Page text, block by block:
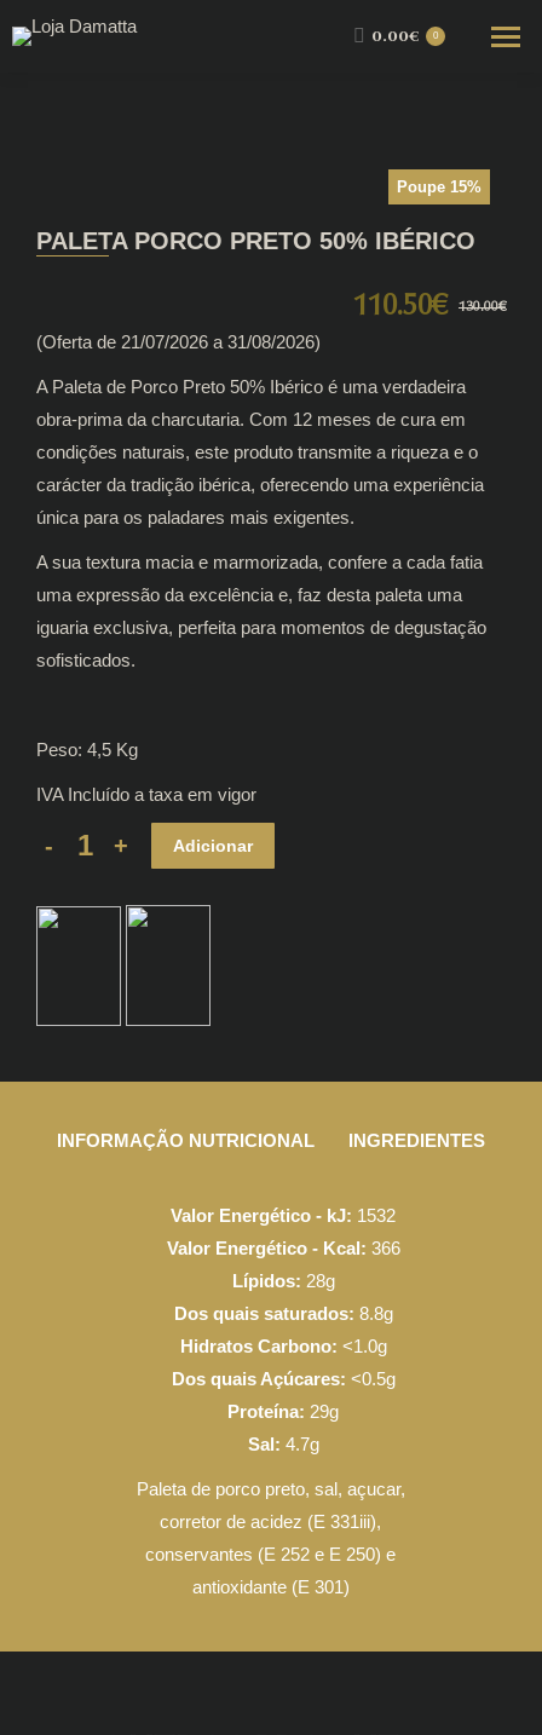
0.00€ 0
Poupe 15%
PALETA PORCO PRETO 50% IBÉRICO
130.00€O
110.50€
O
(Oferta de 21/07/2026 a 31/08/2026)
A Paleta de Porco Preto 50% Ibérico é uma verdadeira
obra-prima da charcutaria. Com 12 meses de cura em
condições naturais, este produto transmite a riqueza e o
carácter da tradição ibérica, oferecendo uma experiência
única para os paladares mais exigentes.
A sua textura macia e marmorizada, confere a cada fatia
uma expressão da excelência e, faz desta paleta uma
iguaria exclusiva, perfeita para momentos de degustação
sofisticados.
Peso: 4,5 Kg
IVA Incluído a taxa em vigor
Paleta
Preto
Adicionar
INFORMAÇÃO NUTRICIONAL INGREDIENTES
Valor Energético - kJ: 1532
Valor Energético - Kcal: 366
Lípidos: 28g
Dos quais saturados: 8.8g
Hidratos Carbono: <1.0g
Dos quais Açúcares: <0.5g
Proteína: 29g
Sal: 4.7g
Paleta de porco preto, sal, açucar,
corretor de acidez (E 331iii),
conservantes (E 252 e E 250) e
antioxidante (E 301)